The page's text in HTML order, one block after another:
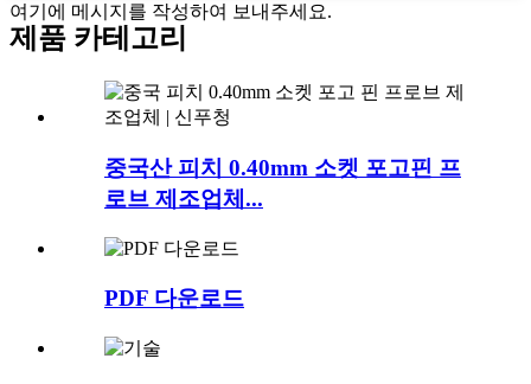
여기에 메시지를 작성하여 보내주세요.
제품 카테고리
중국산 피치 0.40mm 소켓 포고핀 프
로브 제조업체...
PDF 다운로드